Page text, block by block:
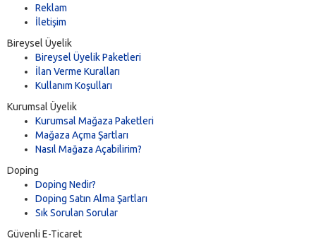
Reklam
İletişim
Bireysel Üyelik
Bireysel Üyelik Paketleri
İlan Verme Kuralları
Kullanım Koşulları
Kurumsal Üyelik
Kurumsal Mağaza Paketleri
Mağaza Açma Şartları
Nasıl Mağaza Açabilirim?
Doping
Doping Nedir?
Doping Satın Alma Şartları
Sık Sorulan Sorular
Güvenli E-Ticaret